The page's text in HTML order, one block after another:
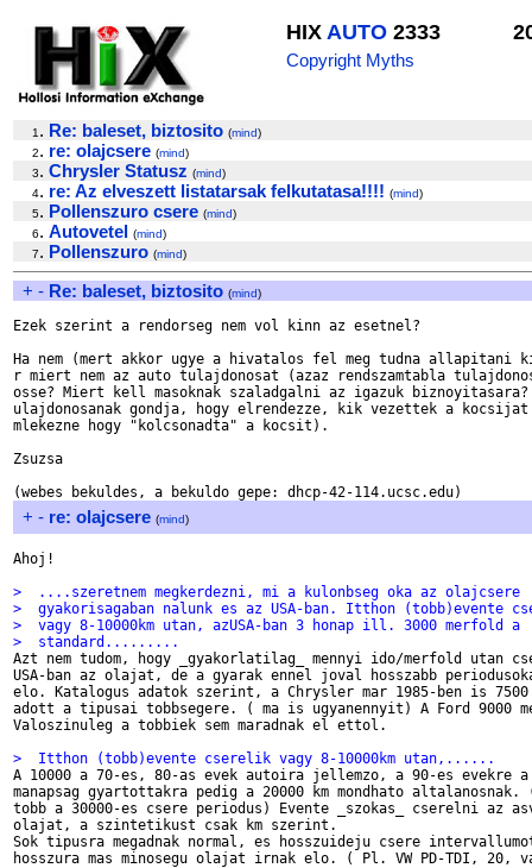
HIX AUTO 2333
Copyright Myths
1 . Re: baleset, biztosito (mind)
2. re: olajcsere (mind)
3. Chrysler Statusz (mind)
4. re: Az elveszett listatarsak felkutatasa!!!! (mind)
5. Pollenszuro csere (mind)
6. Autovetel (mind)
7. Pollenszuro (mind)
+ - Re: baleset, biztosito (mind)
Ezek szerint a rendorseg nem vol kinn az esetnel?
Ha nem (mert akkor ugye a hivatalos fel meg tudna allapitani
r miert nem az auto tulajdonosat (azaz rendszamtabla
osse? Miert kell masoknak szaladgalni az igazuk
ulajdonosanak gondja, hogy elrendezze, kik vezettek a kocsijat
mlekezne hogy "kolcsonadta" a kocsit).
Zsuzsa
+ - re: olajcsere (mind)
Ahoj!
>  ....szeretnem megkerdezni, mi a kulonbseg oka az olajcsere
>  gyakorisagaban nalunk es az USA-ban. Itthon (tobb)evente
>  vagy 8-10000km utan, azUSA-ban 3 honap ill. 3000 merfold a
>  standard.........
Azt nem tudom, hogy _gyakorlatilag_ mennyi ido/merfold utan
USA-ban az olajat, de a gyarak ennel joval hosszabb
elo. Katalogus adatok szerint, a Chrysler mar 1985-ben is
adott a tipusai tobbsegere. ( ma is ugyanennyit) A Ford 9000
Valoszinuleg a tobbiek sem maradnak el ettol.
>  Itthon (tobb)evente cserelik vagy 8-10000km utan,......
A 10000 a 70-es, 80-as evek autoira jellemzo, a 90-es evekre
manapsag gyartottakra pedig a 20000 km mondhato
tobb a 30000-es csere periodus) Evente _szokas_ cserelni az
olajat, a szintetikust csak km szerint.
Sok tipusra megadnak normal, es hosszuideju csere
hosszura mas minosegu olajat irnak elo. ( Pl. VW PD-TDI, 20,